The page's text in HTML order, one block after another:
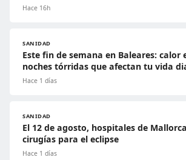
Hace 16h
SANIDAD
Este fin de semana en Baleares: calor
noches tórridas que afectan tu vida
Hace 1 días
SANIDAD
El 12 de agosto, hospitales de
cirugías para el eclipse
Hace 1 días